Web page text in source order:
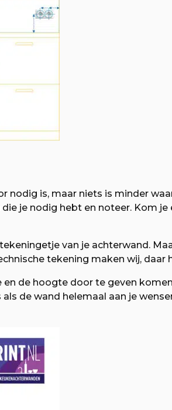
nodig is, maar niets is minder
je nodig hebt en noteer. Kom je
van je achterwand.
tekening maken wij, daar
de hoogte door te geven
de wand helemaal aan je